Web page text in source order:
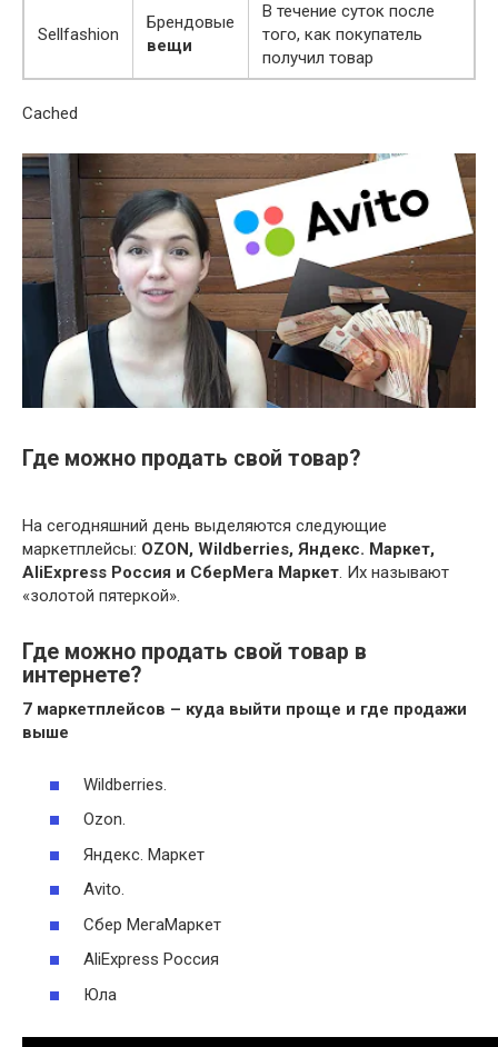
Sellfashion
Брендовые
вещи
В течение суток после
того, как покупатель
получил товар
Cached
Где можно продать свой товар?
На сегодняшний день выделяются следующие
маркетплейсы: OZON, Wildberries, Яндекс. Маркет,
AliExpress Россия и СберМега Маркет. Их называют
«золотой пятеркой».
Где можно продать свой товар в
интернете?
7 маркетплейсов – куда выйти проще и где продажи
выше
Wildberries.
Ozon.
Яндекс. Маркет
Avito.
Сбер МегаМаркет
AliExpress Россия
Юла